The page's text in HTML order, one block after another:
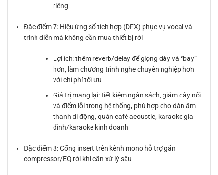
riêng
Đặc điểm 7: Hiệu ứng số tích hợp (DFX) phục vụ vocal và
trình diễn mà không cần mua thiết bị rời
Lợi ích: thêm reverb/delay để giọng dày và “bay”
hơn, làm chương trình nghe chuyên nghiệp hơn
với chi phí tối ưu
Giá trị mang lại: tiết kiệm ngân sách, giảm dây nối
và điểm lỗi trong hệ thống, phù hợp cho dàn âm
thanh di động, quán café acoustic, karaoke gia
đình/karaoke kinh doanh
Đặc điểm 8: Cổng insert trên kênh mono hỗ trợ gắn
compressor/EQ rời khi cần xử lý sâu